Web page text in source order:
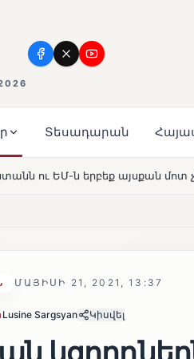
Տեսադարան
չեն եղել» HOT
ՄԱՅԻՍԻ 21, 2021, 13:37
Lusine Sargsyan Կիսվել